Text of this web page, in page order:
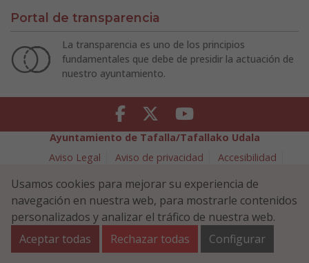
Portal de transparencia
La transparencia es uno de los principios
fundamentales que debe de presidir la actuación de
nuestro ayuntamiento.
Facebook Twitter Youtube
Ayuntamiento de Tafalla/Tafallako Udala
Aviso Legal
Aviso de privacidad
Accesibilidad
Política de Seguridad de la Información
Plaza Navarra 5 - 31300 Tafalla (NAVARRA)
948 70 18 11
ayuntamiento@tafalla.es
Usamos cookies para mejorar su experiencia de
navegación en nuestra web, para mostrarle contenidos
personalizados y analizar el tráfico de nuestra web.
Aceptar todas
Rechazar todas Configurar